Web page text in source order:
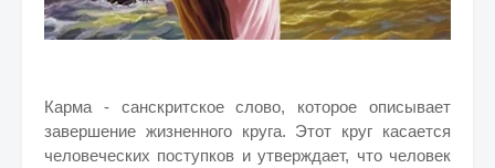
Карма - санскритское слово, которое описывает
завершение жизненного круга. Этот круг касается
человеческих поступков и утверждает, что человек